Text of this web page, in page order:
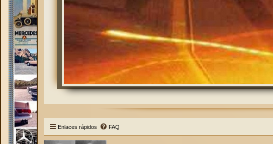
Enlaces rápidos FAQ